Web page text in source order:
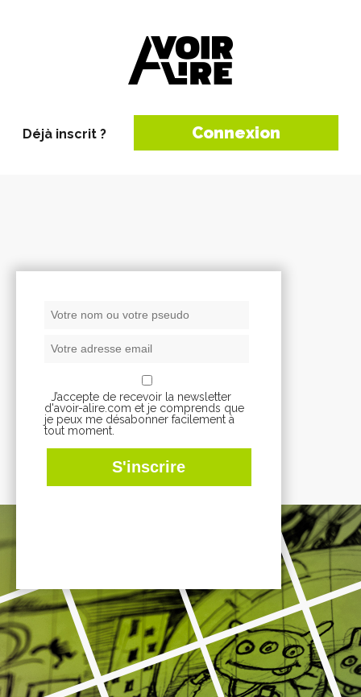
Déjà inscrit ? Connexion
J’accepte de recevoir la newsletter
d'avoir-alire.com et je comprends que
je peux me désabonner facilement à
tout moment.